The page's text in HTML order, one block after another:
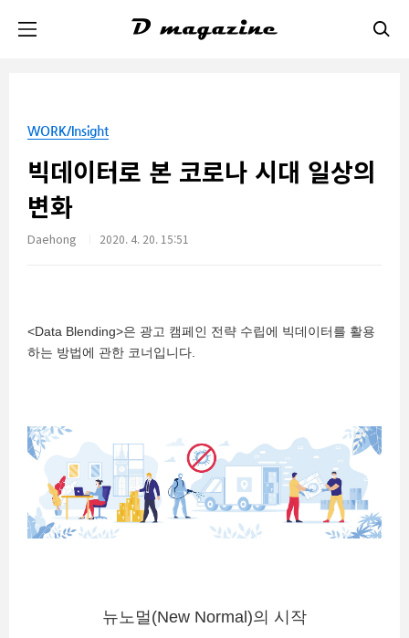
WORK/Insight
빅데이터로 본 코로나 시대 일상의
변화
Daehong 2020. 4. 20. 15:51
<Data Blending>은 광고 캠페인 전략 수립에 빅데이터를 활용
하는 방법에 관한 코너입니다.
뉴노멀(New Normal)의 시작